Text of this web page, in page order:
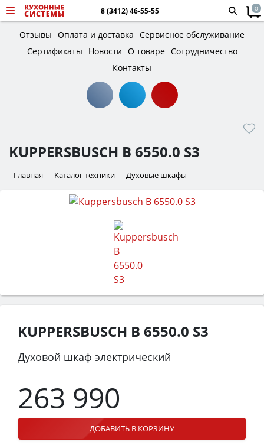
8 (3412) 46-55-55 0
Отзывы Оплата и доставка Сервисное обслуживание
Сертификаты
Новости О товаре Сотрудничество
Контакты
KUPPERSBUSCH B 6550.0 S3
Главная Каталог техники Духовые шкафы
KUPPERSBUSCH B 6550.0 S3
Духовой шкаф электрический
263 990
ДОБАВИТЬ В КОРЗИНУ